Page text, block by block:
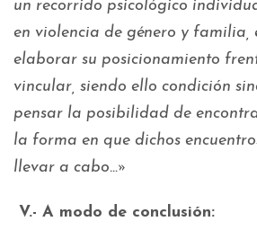
un recorrido psicológico
en violencia de género y familia,
elaborar su posicionamiento
vincular, siendo ello condición
pensar la posibilidad de
la forma en que dichos
llevar a cabo…»
V.- A modo de conclusión: